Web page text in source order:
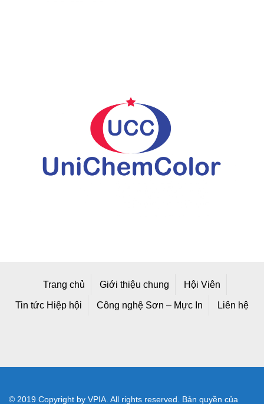
Trang chủ Giới thiệu chung Hội Viên
Tin tức Hiệp hội Công nghệ Sơn – Mực In Liên hệ
© 2019 Copyright by VPIA. All rights reserved. Bản quyền của